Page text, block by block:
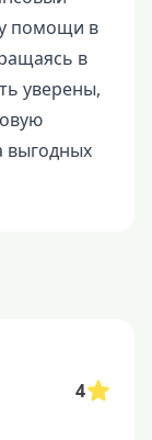
помощи в
в
уверены,
выгодных
4